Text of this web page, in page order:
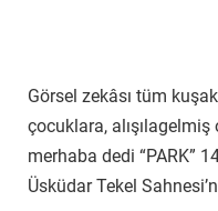
Görsel zekâsı tüm
çocuklara,
merhaba dedi “PARK”
Üsküdar Tekel